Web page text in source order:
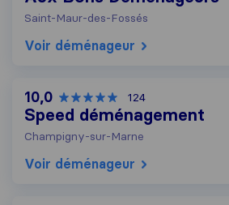
Saint-Maur-des-Fossés
Voir déménageur
10,0 124
Speed déménagement
Champigny-sur-Marne
Voir déménageur